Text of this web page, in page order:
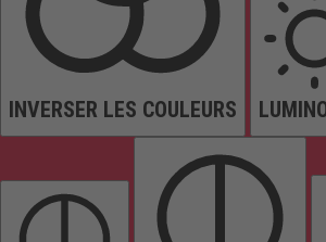
INVERSER LES COULEURS